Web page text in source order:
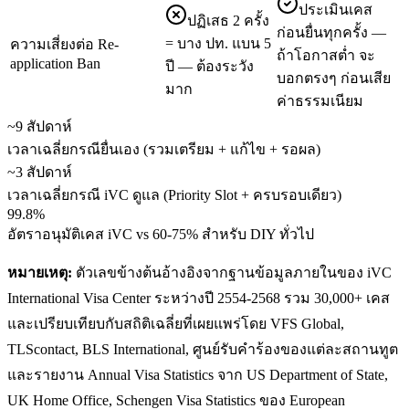
ความเสี่ยงต่อ Re-
application Ban
ปฏิเสธ 2 ครั้ง
= บาง ปท. แบน 5
ปี — ต้องระวัง
มาก
ประเมินเคส
ก่อนยื่นทุกครั้ง —
ถ้าโอกาสต่ำ จะ
บอกตรงๆ ก่อนเสีย
ค่าธรรมเนียม
~9 สัปดาห์
เวลาเฉลี่ยกรณียื่นเอง (รวมเตรียม + แก้ไข + รอผล)
~3 สัปดาห์
เวลาเฉลี่ยกรณี iVC ดูแล (Priority Slot + ครบรอบเดียว)
99.8%
อัตราอนุมัติเคส iVC vs 60-75% สำหรับ DIY ทั่วไป
หมายเหตุ: ตัวเลขข้างต้นอ้างอิงจากฐานข้อมูลภายในของ iVC
International Visa Center ระหว่างปี 2554-2568 รวม 30,000+ เคส
และเปรียบเทียบกับสถิติเฉลี่ยที่เผยแพร่โดย VFS Global,
TLScontact, BLS International, ศูนย์รับคำร้องของแต่ละสถานทูต
และรายงาน Annual Visa Statistics จาก US Department of State,
UK Home Office, Schengen Visa Statistics ของ European